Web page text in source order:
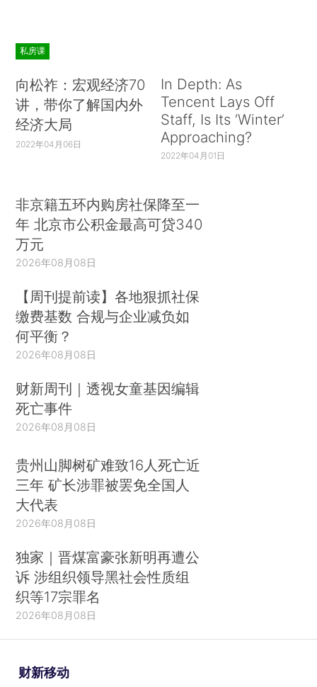
私房课
向松祚：宏观经济70
讲，带你了解国内外
经济大局
2022年04月06日
In Depth: As
Tencent Lays Off
Staff, Is Its ‘Winter’
Approaching?
2022年04月01日
非京籍五环内购房社保降至一
年 北京市公积金最高可贷340
万元
2026年08月08日
【周刊提前读】各地狠抓社保
缴费基数 合规与企业减负如
何平衡？
2026年08月08日
财新周刊｜透视女童基因编辑
死亡事件
2026年08月08日
贵州山脚树矿难致16人死亡近
三年 矿长涉罪被罢免全国人
大代表
2026年08月08日
独家｜晋煤富豪张新明再遭公
诉 涉组织领导黑社会性质组
织等17宗罪名
2026年08月08日
财新移动